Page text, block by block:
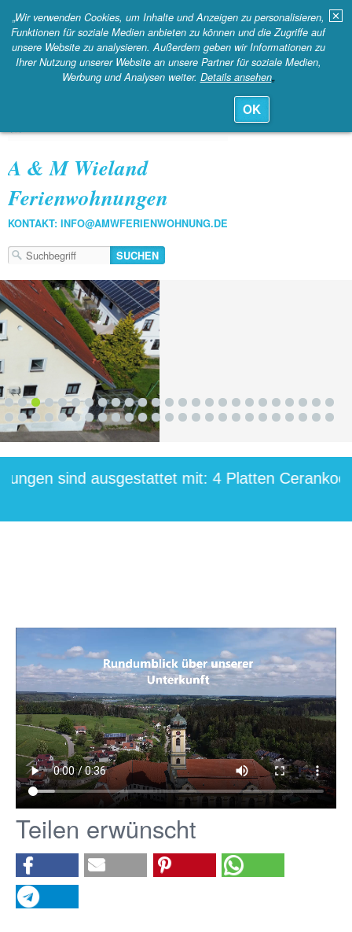
✕
„Wir verwenden Cookies, um Inhalte und Anzeigen zu personalisieren,
Funktionen für soziale Medien anbieten zu können und die Zugriffe auf
unsere Website zu analysieren. Außerdem geben wir Informationen zu
Ihrer Nutzung unserer Website an unsere Partner für soziale Medien,
Werbung und Analysen weiter. Details ansehen„
OK
MENÜ
A & M Wieland
Ferienwohnungen
KONTAKT: INFO@AMWFERIENWOHNUNG.DE
1 2 3 4 5 6 7 8 9101112 13 14 15 16 17 18 19 20 21 22 23 24 25
26272829 3031 3233 34353637 38 39 40 41 42 43 44 45 46 47 48 49 50
sind ausgestattet mit: 4 Platten Cerankochfeld
Teilen erwünscht